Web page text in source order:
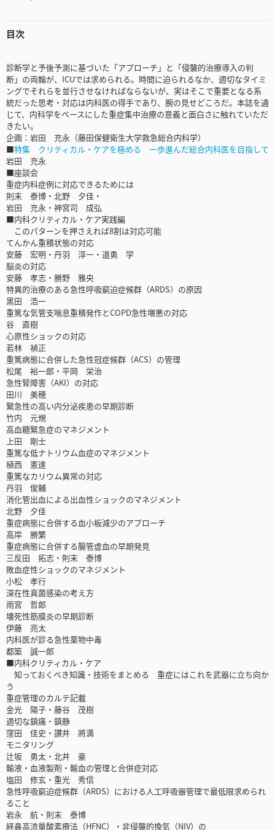
目次
診断学と予後予測に基づいた「アプローチ」と「侵襲的治療導入の判
断」の両輪が、ICUでは求められる。時間に迫られるなか、適切なタイミ
ングでそれらを並行させなければならないが、実はそこで重要となる系
統だった思考・対応は内科医の得手であり、腕の見せどころだ。本誌を通
じて、内科学をベースにした重症集中治療の意義と面白さに触れていただ
きたい。
企画：岩田 充永（藤田保健衛生大学救急総合内科学）
■特集 クリティカル・ケアを極める 一歩進んだ総合内科医を目指して
岩田 充永
■座談会
重症内科症例に対応できるためには
則末 泰博・北野 夕佳・
岩田 充永・神宮司 成弘
■内科クリティカル・ケア実践編
このパターンを押さえれば8割は対応可能
てんかん重積状態の対応
安藤 宏明・丹羽 淳一・道勇 学
脳炎の対応
安藤 孝志・勝野 雅央
特異的治療のある急性呼吸窮迫症候群（ARDS）の原因
黒田 浩一
重篤な気管支喘息重積発作とCOPD急性増悪の対応
谷 直樹
心原性ショックの対応
若林 禎正
重篤病態に合併した急性冠症候群（ACS）の管理
松尾 裕一郎・平岡 栄治
急性腎障害（AKI）の対応
田川 美穂
緊急性の高い内分泌疾患の早期診断
竹内 元規
高血糖緊急症のマネジメント
上田 剛士
重篤な低ナトリウム血症のマネジメント
植西 憲達
重篤なカリウム異常の対応
丹羽 俊輔
消化管出血による出血性ショックのマネジメント
北野 夕佳
重症病態に合併する血小板減少のアプローチ
高岸 勝繁
重症病態に合併する腸管虚血の早期発見
三反田 拓志・則末 泰博
敗血症性ショックのマネジメント
小松 孝行
深在性真菌感染の考え方
雨宮 哲郎
壊死性筋膜炎の早期診断
伊藤 亮太
内科医が診る急性薬物中毒
都築 誠一郎
■内科クリティカル・ケア
知っておくべき知識・技術をまとめる 重症にはこれを武器に立ち向か
う
重症管理のカルテ記載
金光 陽子・藤谷 茂樹
適切な鎮痛・鎮静
窪田 佳史・讃井 將満
モニタリング
辻坂 勇太・北井 豪
輸液・血液製剤・輸血の管理と合併症対応
塩田 修玄・重光 秀信
急性呼吸窮迫症候群（ARDS）における人工呼吸器管理で最低限求められ
ること
岩永 航・則末 泰博
経鼻高流量酸素療法（HFNC）・非侵襲的換気（NIV）の